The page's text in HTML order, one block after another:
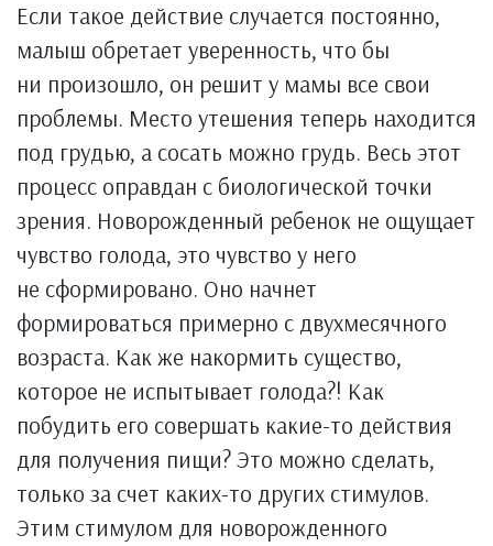
Если такое действие случается постоянно,
малыш обретает уверенность, что бы
ни произошло, он решит у мамы все свои
проблемы. Место утешения теперь находится
под грудью, а сосать можно грудь. Весь этот
процесс оправдан с биологической точки
зрения. Новорожденный ребенок не ощущает
чувство голода, это чувство у него
не сформировано. Оно начнет
формироваться примерно с двухмесячного
возраста. Как же накормить существо,
которое не испытывает голода?! Как
побудить его совершать какие-то действия
для получения пищи? Это можно сделать,
только за счет каких-то других стимулов.
Этим стимулом для новорожденного